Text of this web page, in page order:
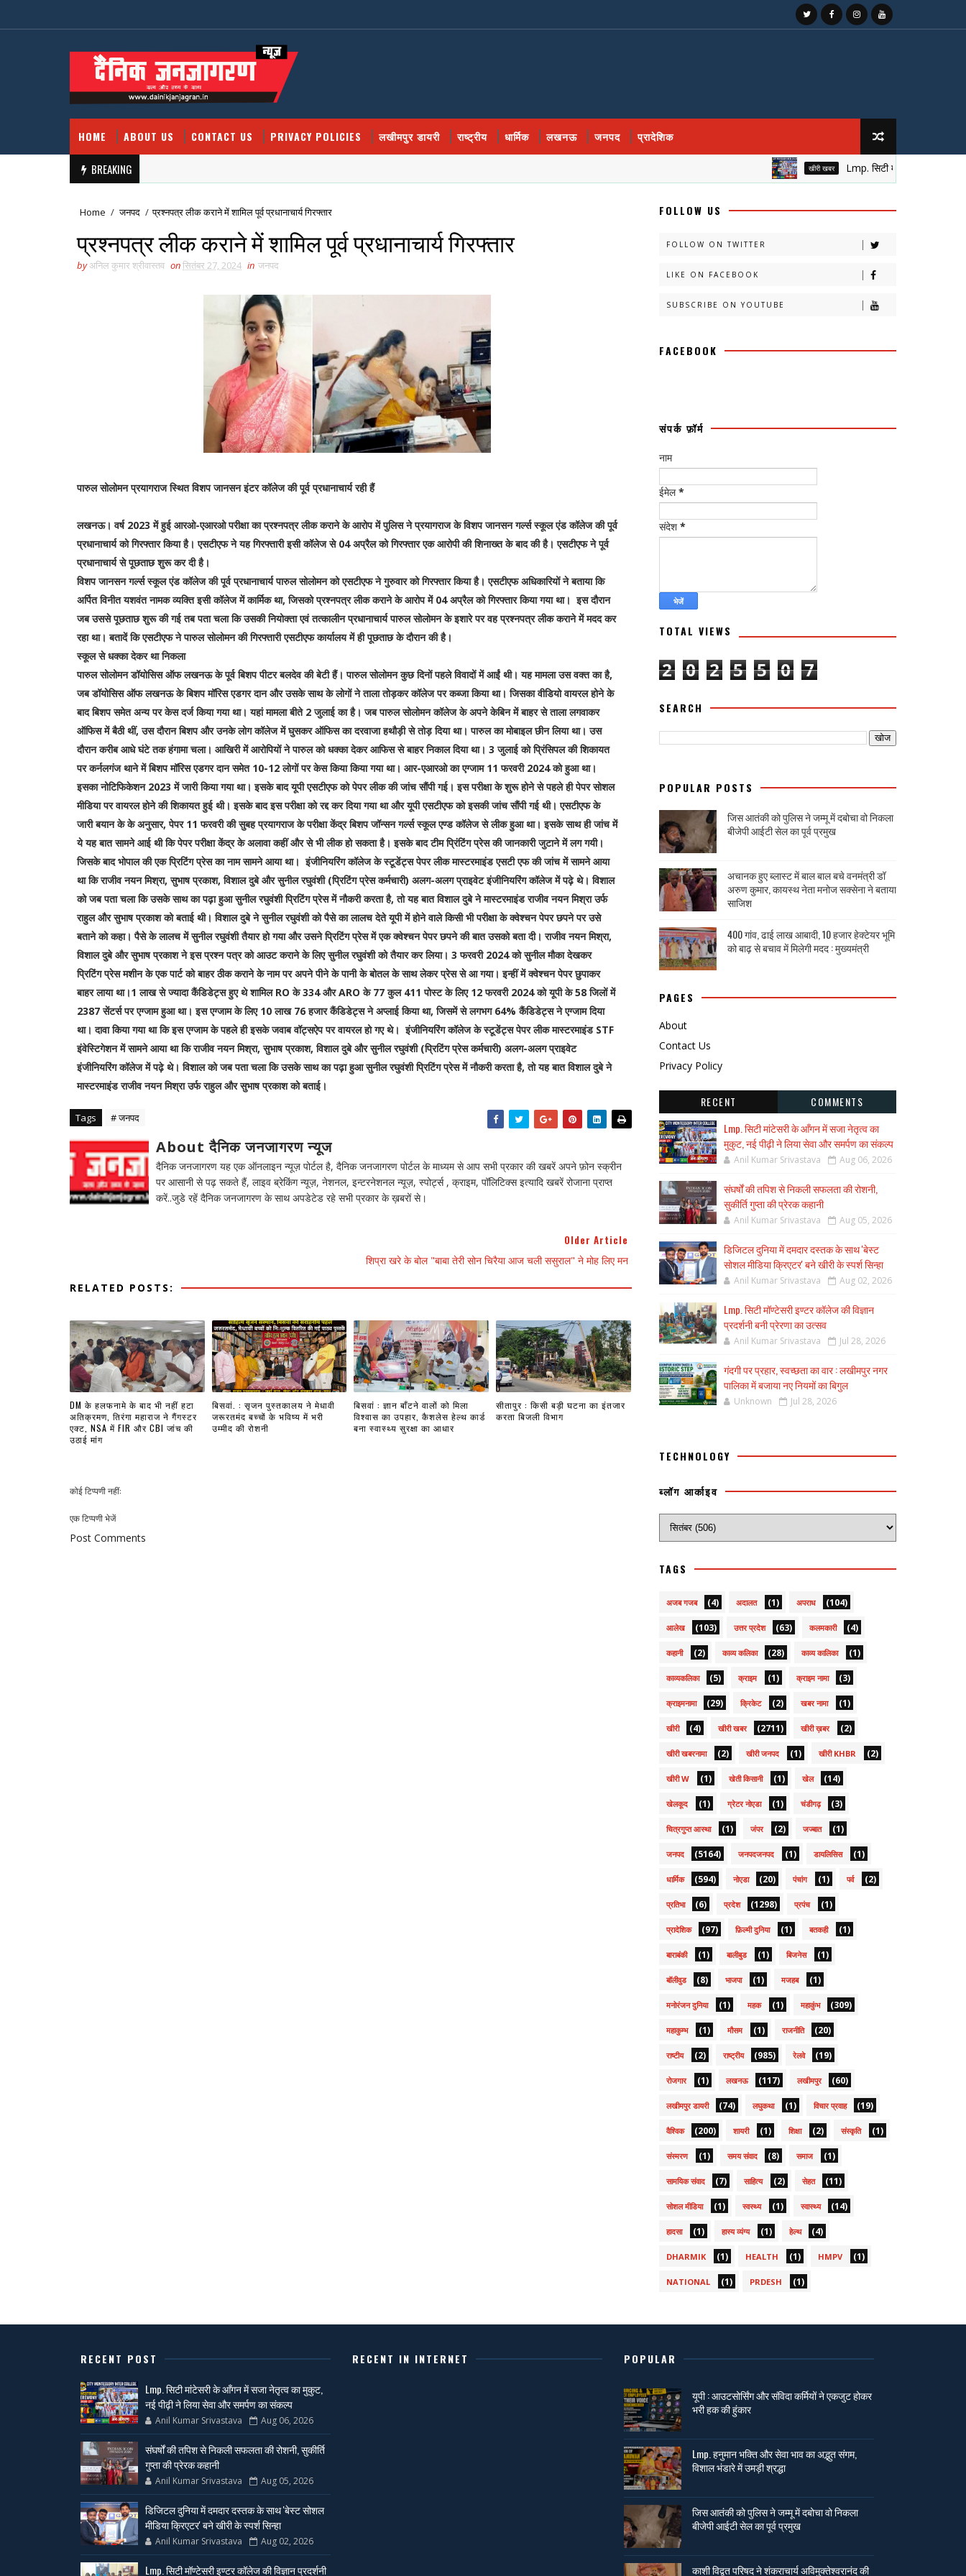
HOME ABOUT US CONTACT US PRIVACY POLICIES लखीमपुर डायरी राष्ट्रीय धार्मिक लखनऊ जनपद प्रादेशिक
BREAKING खीरी खबर Lmp. सिटी मांटेसरी के आँगन में सजा
Home / जनपद / प्रश्नपत्र लीक कराने में शामिल पूर्व प्रधानाचार्य गिरफ्तार
प्रश्नपत्र लीक कराने में शामिल पूर्व प्रधानाचार्य गिरफ्तार
byअनिल कुमार श्रीवास्तव onसितंबर 27, 2024 in जनपद
पारुल सोलोमन प्रयागराज स्थित विशप जानसन इंटर कॉलेज की पूर्व प्रधानाचार्य रही हैं
लखनऊ। वर्ष 2023 में हुई आरओ-एआरओ परीक्षा का प्रश्नपत्र लीक कराने के आरोप में पुलिस ने प्रयागराज के विशप जानसन गर्ल्स स्कूल एंड कॉलेज की पूर्व
प्रधानाचार्य को गिरफ्तार किया है। एसटीएफ ने यह गिरफ्तारी इसी कॉलेज से 04 अप्रैल को गिरफ्तार एक आरोपी की शिनाख्त के बाद की है। एसटीएफ ने पूर्व
प्रधानाचार्य से पूछताछ शुरू कर दी है।
विशप जानसन गर्ल्स स्कूल एंड कॉलेज की पूर्व प्रधानाचार्य पारुल सोलोमन को एसटीएफ ने गुरुवार को गिरफ्तार किया है। एसटीएफ अधिकारियों ने बताया कि
अर्पित विनीत यशवंत नामक व्यक्ति इसी कॉलेज में कार्मिक था, जिसको प्रश्नपत्र लीक कराने के आरोप में 04 अप्रैल को गिरफ्तार किया गया था। इस दौरान
जब उससे पूछताछ शुरू की गई तब पता चला कि उसकी नियोक्ता एवं तत्कालीन प्रधानाचार्य पारुल सोलोमन के इशारे पर वह प्रश्नपत्र लीक कराने में मदद कर
रहा था। बतादें कि एसटीएफ ने पारुल सोलोमन की गिरफ्तारी एसटीएफ कार्यालय में ही पूछताछ के दौरान की है।
स्कूल से धक्का देकर था निकला
पारुल सोलोमन डॉयोसिस ऑफ लखनऊ के पूर्व बिशप पीटर बलदेव की बेटी हैं। पारुल सोलोमन कुछ दिनों पहले विवादों में आईं थी। यह मामला उस वक्त का है,
जब डॉयोसिस ऑफ लखनऊ के बिशप मॉरिस एडगर दान और उसके साथ के लोगों ने ताला तोड़कर कॉलेज पर कब्जा किया था। जिसका वीडियो वायरल होने के
बाद बिशप समेत अन्य पर केस दर्ज किया गया था। यहां मामला बीते 2 जुलाई का है। जब पारुल सोलोमन कॉलेज के अपने केबिन में बाहर से ताला लगवाकर
ऑफिस में बैठी थीं, उस दौरान बिशप और उनके लोग कॉलेज में घुसकर ऑफिस का दरवाजा हथौड़ी से तोड़ दिया था। पारुल का मोबाइल छीन लिया था। उस
दौरान करीब आधे घंटे तक हंगामा चला। आखिरी में आरोपियों ने पारुल को धक्का देकर आफिस से बाहर निकाल दिया था। 3 जुलाई को प्रिंसिपल की शिकायत
पर कर्नलगंज थाने में बिशप मॉरिस एडगर दान समेत 10-12 लोगों पर केस किया किया गया था। आर-एआरओ का एग्जाम 11 फरवरी 2024 को हुआ था।
इसका नोटिफिकेशन 2023 में जारी किया गया था। इसके बाद यूपी एसटीएफ को पेपर लीक की जांच सौंपी गई। इस परीक्षा के शुरू होने से पहले ही पेपर सोशल
मीडिया पर वायरल होने की शिकायत हुई थी। इसके बाद इस परीक्षा को रद्द कर दिया गया था और यूपी एसटीएफ को इसकी जांच सौंपी गई थी। एसटीएफ के
जारी बयान के के अनुसार, पेपर 11 फरवरी की सुबह प्रयागराज के परीक्षा केंद्र बिशप जॉन्सन गर्ल्स स्कूल एण्ड कॉलेज से लीक हुआ था। इसके साथ ही जांच में
ये यह बात सामने आई थी कि पेपर परीक्षा केंद्र के अलावा कहीं और से भी लीक हो सकता है। इसके बाद टीम प्रिंटिंग प्रेस की जानकारी जुटाने में लग गयी।
जिसके बाद भोपाल की एक प्रिटिंग प्रेस का नाम सामने आया था। इंजीनियरिंग कॉलेज के स्टूडेंट्स पेपर लीक मास्टरमाइंड एसटी एफ की जांच में सामने आया
था कि राजीव नयन मिश्रा, सुभाष प्रकाश, विशाल दुबे और सुनील रघुवंशी (प्रिटिंग प्रेस कर्मचारी) अलग-अलग प्राइवेट इंजीनियरिंग कॉलेज में पढ़े थे। विशाल
को जब पता चला कि उसके साथ का पढ़ा हुआ सुनील रघुवंशी प्रिटिंग प्रेस में नौकरी करता है, तो यह बात विशाल दुबे ने मास्टरमाइंड राजीव नयन मिश्रा उर्फ
राहुल और सुभाष प्रकाश को बताई थी। विशाल दुबे ने सुनील रघुवंशी को पैसे का लालच देते यूपी में होने वाले किसी भी परीक्षा के क्वेश्चन पेपर छपने पर उसे
बताने को कहा। पैसे के लालच में सुनील रघुवंशी तैयार हो गया और उसने प्रिटिंग प्रेस में एक क्वेश्चन पेपर छपने की बात उसको बता दी। राजीव नयन मिश्रा,
विशाल दुबे और सुभाष प्रकाश ने इस प्रश्न पत्र को आउट कराने के लिए सुनील रघुवंशी को तैयार कर लिया। 3 फरवरी 2024 को सुनील मौका देखकर
प्रिटिंग प्रेस मशीन के एक पार्ट को बाहर ठीक कराने के नाम पर अपने पीने के पानी के बोतल के साथ लेकर प्रेस से आ गया। इन्हीं में क्वेश्चन पेपर छुपाकर
बाहर लाया था।1 लाख से ज्यादा कैंडिडेट्स हुए थे शामिल RO के 334 और ARO के 77 कुल 411 पोस्ट के लिए 12 फरवरी 2024 को यूपी के 58 जिलों में
2387 सेंटर्स पर एग्जाम हुआ था। इस एग्जाम के लिए 10 लाख 76 हजार कैंडिडेट्स ने अप्लाई किया था, जिसमें से लगभग 64% कैंडिडेट्स ने एग्जाम दिया
था। दावा किया गया था कि इस एग्जाम के पहले ही इसके जवाब वॉट्सऐप पर वायरल हो गए थे। इंजीनियरिंग कॉलेज के स्टूडेंट्स पेपर लीक मास्टरमाइंड STF
इंवेस्टिगेशन में सामने आया था कि राजीव नयन मिश्रा, सुभाष प्रकाश, विशाल दुबे और सुनील रघुवंशी (प्रिटिंग प्रेस कर्मचारी) अलग-अलग प्राइवेट
इंजीनियरिंग कॉलेज में पढ़े थे। विशाल को जब पता चला कि उसके साथ का पढ़ा हुआ सुनील रघुवंशी प्रिटिंग प्रेस में नौकरी करता है, तो यह बात विशाल दुबे ने
मास्टरमाइंड राजीव नयन मिश्रा उर्फ राहुल और सुभाष प्रकाश को बताई।
Tags # जनपद
About दैनिक जनजागरण न्यूज
दैनिक जनजागरण यह एक ऑनलाइन न्यूज़ पोर्टल है, दैनिक जनजागरण पोर्टल के माध्यम से आप सभी प्रकार की खबरें अपने फ़ोन स्क्रीन
पर आसानी से पढ़ सकते हैं, लाइव ब्रेकिंग न्यूज़, नेशनल, इन्टरनेशनल न्यूज़, स्पोर्ट्स , क्राइम, पॉलिटिक्स इत्यादि खबरें रोजाना प्राप्त
करें..जुडे रहें दैनिक जनजागरण के साथ अपडेटेड रहे सभी प्रकार के ख़बरों से।
Older Article
शिप्रा खरे के बोल "बाबा तेरी सोन चिरैया आज चली ससुराल" ने मोह लिए मन
RELATED POSTS:
DM के हलफनामे के बाद भी नहीं हटा
अतिक्रमण, तिरंगा महाराज ने गैंगस्टर
एक्ट, NSA में FIR और CBI जांच की
उठाई मांग
बिसवां. : सृजन पुस्तकालय ने मेधावी
जरूरतमंद बच्चों के भविष्य में भरी
उम्मीद की रोशनी
बिसवां : ज्ञान बाँटने वालों को मिला
विश्वास का उपहार, कैशलेस हेल्थ कार्ड
बना स्वास्थ्य सुरक्षा का आधार
सीतापुर : किसी बड़ी घटना का इंतजार
करता बिजली विभाग
कोई टिप्पणी नहीं:
एक टिप्पणी भेजें
Post Comments
FOLLOW US
FOLLOW ON TWITTER
LIKE ON FACEBOOK
SUBSCRIBE ON YOUTUBE
FACEBOOK
संपर्क फ़ॉर्म
नाम
ईमेल*
संदेश *
TOTAL VIEWS
2 0 2 5 5 0 7
SEARCH
POPULAR POSTS
जिस आतंकी को पुलिस ने जम्मू में दबोचा वो निकला
बीजेपी आईटी सेल का पूर्व प्रमुख
अचानक हुए ब्लास्ट में बाल बाल बचे वनमंत्री डॉ
अरुण कुमार, कायस्थ नेता मनोज सक्सेना ने बताया
साजिश
400 गांव, ढाई लाख आबादी, 10 हजार हेक्टेयर भूमि
को बाढ़ से बचाव में मिलेगी मदद : मुख्यमंत्री
PAGES
About
Contact Us
Privacy Policy
RECENT
COMMENTS
Lmp. सिटी मांटेसरी के आँगन में सजा नेतृत्व का
मुकुट, नई पीढ़ी ने लिया सेवा और समर्पण का संकल्प
Anil Kumar Srivastava Aug 06, 2026
संघर्षों की तपिश से निकली सफलता की रोशनी,
सुकीर्ति गुप्ता की प्रेरक कहानी
Anil Kumar Srivastava Aug 05, 2026
डिजिटल दुनिया में दमदार दस्तक के साथ 'बेस्ट
सोशल मीडिया क्रिएटर' बने खीरी के स्पर्श सिन्हा
Anil Kumar Srivastava Aug 02, 2026
Lmp. सिटी मॉण्टेसरी इण्टर कॉलेज की विज्ञान
प्रदर्शनी बनी प्रेरणा का उत्सव
Anil Kumar Srivastava Jul 28, 2026
गंदगी पर प्रहार, स्वच्छता का वार : लखीमपुर नगर
पालिका में बजाया नए नियमों का बिगुल
Unknown Jul 28, 2026
TECHNOLOGY
ब्लॉग आर्काइव
TAGS
अजब गजब (4) अदालत (1) अपराध (104)
आलेख (103) उत्तर प्रदेश (63) कलमकारी (4)
कहानी (2) काव्य कलिका (28) काव्य कालिका (1)
काव्यकलिका (5) क्राइम (1) क्राइम नामा (3)
क्राइमनामा (29) क्रिकेट (2) खबर नामा (1)
खीरी (4) खीरी खबर (2711) खीरी ख़बर (2)
खीरी खबरनामा (2) खीरी जनपद (1) खीरी KHBR (2)
खीरी W (1) खेती किसानी (1) खेल (14)
खेलकूद (1) ग्रेटर नोएडा (1) चंडीगढ़ (3)
चित्रगुप्त आस्था (1) जंपर (2) जज्बात (1)
जनपद (5164) जनपदजनपद (1) डायलिसिस (1)
धार्मिक (594) नोएडा (20) पंचांग (1) पर्व (2)
प्रतिभा (6) प्रदेश (1298) प्रपंच (1)
प्रादेशिक (97) फ़िल्मी दुनिया (1) बतकही (1)
बाराबंकी (1) बालीबुड (1) बिजनेस (1)
बॉलीवुड (8) भाजपा (1) मजहब (1)
मनोरंजन दुनिया (1) महक (1) महाकुंभ (309)
महाकुम्भ (1) मौसम (1) राजनीति (20)
राष्टीय (2) राष्ट्रीय (985) रेलवे (19)
रोजगार (1) लखनऊ (117) लखीमपुर (60)
लखीमपुर डायरी (74) लघुकथा (1) विचार प्रवाह (19)
वैश्विक (200) शायरी (1) शिक्षा (2) संस्कृति (1)
संस्मरण (1) समय संवाद (8) समाज (1)
सामयिक संवाद (7) साहित्य (2) सेहत (11)
सोशल मीडिया (1) स्वस्थ्य (1) स्वास्थ्य (14)
हादसा (1) हास्य व्यंग्य (1) हेल्थ (4)
DHARMIK (1) HEALTH (1) HMPV (1)
NATIONAL (1) PRDESH (1)
RECENT POST
Lmp. सिटी मांटेसरी के आँगन में सजा नेतृत्व का मुकुट,
नई पीढ़ी ने लिया सेवा और समर्पण का संकल्प
Anil Kumar Srivastava Aug 06, 2026
संघर्षों की तपिश से निकली सफलता की रोशनी, सुकीर्ति
गुप्ता की प्रेरक कहानी
Anil Kumar Srivastava Aug 05, 2026
डिजिटल दुनिया में दमदार दस्तक के साथ 'बेस्ट सोशल
मीडिया क्रिएटर' बने खीरी के स्पर्श सिन्हा
Anil Kumar Srivastava Aug 02, 2026
Lmp. सिटी मॉण्टेसरी इण्टर कॉलेज की विज्ञान प्रदर्शनी
RECENT IN INTERNET POPULAR
यूपी : आउटसोर्सिंग और संविदा कर्मियों ने एकजुट होकर
भरी हक की हुंकार
Lmp. हनुमान भक्ति और सेवा भाव का अद्भुत संगम,
विशाल भंडारे में उमड़ी श्रद्धा
जिस आतंकी को पुलिस ने जम्मू में दबोचा वो निकला
बीजेपी आईटी सेल का पूर्व प्रमुख
काशी विद्वत परिषद ने शंकराचार्य अविमुक्तेश्वरानंद की